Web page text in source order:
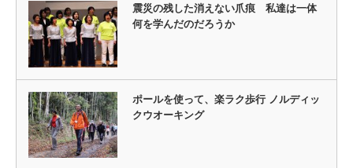
震災の残した消えない爪痕 私達は一体
何を学んだのだろうか
ポールを使って、楽ラク歩行 ノルディッ
クウオーキング